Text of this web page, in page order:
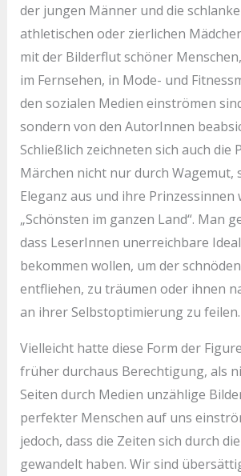
der jungen Männer und die
athletischen oder zierlichen
mit der Bilderflut schöner
im Fernsehen, in Mode- und
den sozialen Medien einströmen
sondern von den AutorInnen
Schließlich zeichneten sich auch die
Märchen nicht nur durch Wagemut,
Eleganz aus und ihre Prinzessinnen
„Schönsten im ganzen Land“. Man
dass LeserInnen unerreichbare
bekommen wollen, um der
entfliehen, zu träumen oder ihnen
an ihrer Selbstoptimierung zu feilen.
Vielleicht hatte diese Form der
früher durchaus Berechtigung, als
Seiten durch Medien unzählige
perfekter Menschen auf uns
jedoch, dass die Zeiten sich durch
gewandelt haben. Wir sind